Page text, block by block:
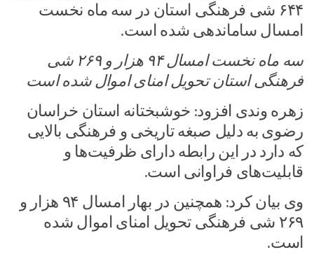
۶۴۴ شی فرهنگی استان در سه ماه نخست
امسال ساماندهی شده است.
سه ماه نخست امسال ۹۴ هزار و ۲۶۹ شی
فرهنگی استان تحویل امنای اموال شده است
زهره وندی افزود: خوشبختانه استان خراسان
رضوی به دلیل صبغه تاریخی و فرهنگی بالایی
که دارد در این رابطه دارای ظرفیت‌ها و
قابلیت‌های فراوانی است.
وی بیان کرد: همچنین در بهار امسال ۹۴ هزار و
۲۶۹ شی فرهنگی تحویل امنای اموال شده
است.